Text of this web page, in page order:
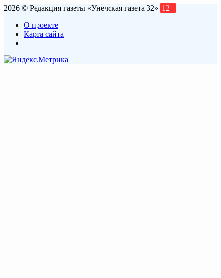
2026 © Редакция газеты «Унечская газета 32» 12+
О проекте
Карта сайта